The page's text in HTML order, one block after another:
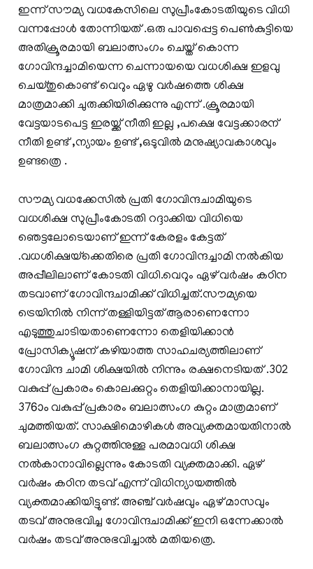
ഇന്ന് സൗമ്യ വധകേസിലെ സുപ്രീംകോടതിയുടെ വിധി
വന്നപ്പോള്‍ തോന്നിയത് .ഒരു പാവപ്പെട്ട പെണ്‍കുട്ടിയെ
അതിക്രൂരമായി ബലാത്സംഗം ചെയ്ത് കൊന്ന
ഗോവിന്ദച്ചാമിയെന്ന ചെന്നായയെ വധശിക്ഷ ഇളവു
ചെയ്തുകൊണ്ട് വെറും ഏഴു വര്‍ഷത്തെ ശിക്ഷ
മാത്രമാക്കി ചുരുക്കിയിരിക്കുന്നു എന്ന് .ക്രൂരമായി
വേട്ടയാടപെട്ട ഇരയ്ക്ക് നീതി ഇല്ല ,പക്ഷെ വേട്ടക്കാരന്
നീതി ഉണ്ട് ,ന്യായം ഉണ്ട് ,ഒടുവില്‍ മനുഷ്യാവകാശവും
ഉണ്ടത്രെ .
സൗമ്യ വധക്കേസില്‍ പ്രതി ഗോവിന്ദചാമിയുടെ
വധശിക്ഷ സുപ്രീംകോടതി റദ്ദാക്കിയ വിധിയെ
ഞെട്ടലോടെയാണ് ഇന്ന് കേരളം കേട്ടത്
.വധശിക്ഷയ്‌ക്കെതിരെ പ്രതി ഗോവിന്ദച്ചാമി നല്‍കിയ
അപ്പീലിലാണ് കോടതി വിധി.വെറും ഏഴ് വര്‍ഷം കഠിന
തടവാണ് ഗോവിന്ദചാമിക്ക് വിധിച്ചത്.സൗമ്യയെ
ട്രെയിനില്‍ നിന്ന് തള്ളിയിട്ടത് ആരാണെന്നോ
എടുത്തുചാടിയതാണെന്നോ തെളിയിക്കാന്‍
പ്രോസിക്യൂഷന് കഴിയാത്ത സാഹചര്യത്തിലാണ്
ഗോവിന്ദ ചാമി ശിക്ഷയില്‍ നിന്നും രക്ഷനെടിയത് .302
വകുപ്പ് പ്രകാരം കൊലക്കുറ്റം തെളിയിക്കാനായില്ല.
376ാം വകുപ്പ് പ്രകാരം ബലാത്സംഗ കുറ്റം മാത്രമാണ്
ചുമത്തിയത്. സാക്ഷിമൊഴികള്‍ അവ്യക്തമായതിനാല്‍
ബലാത്സംഗ കുറ്റത്തിനുള്ള പരമാവധി ശിക്ഷ
നല്‍കാനാവില്ലെന്നും കോടതി വ്യക്തമാക്കി. ഏഴ്
വര്‍ഷം കഠിന തടവ് എന്ന് വിധിന്യായത്തില്‍
വ്യക്തമാക്കിയിട്ടുണ്ട്. അഞ്ച് വര്‍ഷവും ഏഴ് മാസവും
തടവ് അനുഭവിച്ച ഗോവിന്ദചാമിക്ക് ഇനി ഒന്നേക്കാല്‍
വര്‍ഷം തടവ് അനുഭവിച്ചാല്‍ മതിയത്രെ.